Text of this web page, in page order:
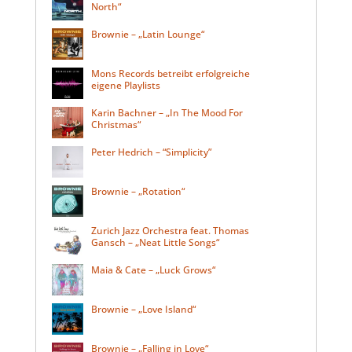
North“
Brownie – „Latin Lounge“
Mons Records betreibt erfolgreiche
eigene Playlists
Karin Bachner – „In The Mood For
Christmas“
Peter Hedrich – “Simplicity”
Brownie – „Rotation“
Zurich Jazz Orchestra feat. Thomas
Gansch – „Neat Little Songs“
Maia & Cate – „Luck Grows“
Brownie – „Love Island“
Brownie – „Falling in Love“